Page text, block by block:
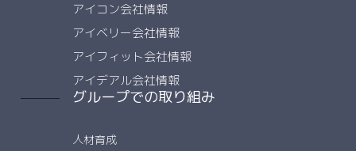
アイコン会社情報
アイベリー会社情報
アイフィット会社情報
アイデアル会社情報
グループでの取り組み
人材育成